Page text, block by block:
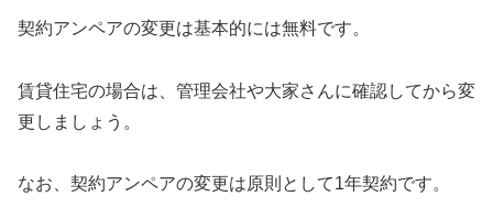
契約アンペアの変更は基本的には無料です。
賃貸住宅の場合は、管理会社や大家さんに確認してから変
更しましょう。
なお、契約アンペアの変更は原則として1年契約です。